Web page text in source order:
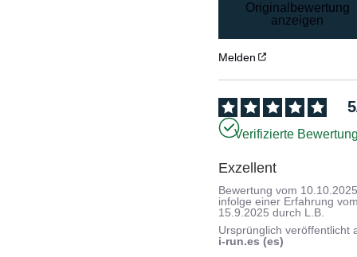
Originalbewertung
anzeigen
Melden
5
Verifizierte
Exzellent
Bewertung vom
infolge einer Erfahrung
15.9.2025 durch L.B.
Ursprünglich veröffentlicht
i-run.es (es)